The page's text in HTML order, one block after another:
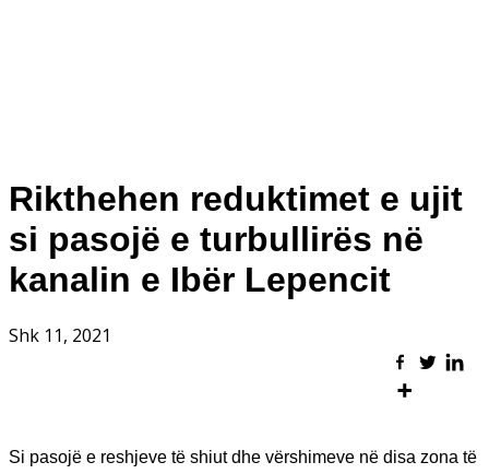
Rikthehen reduktimet e ujit
si pasojë e turbullirës në
kanalin e Ibër Lepencit
Shk 11, 2021
Si pasojë e reshjeve të shiut dhe vërshimeve në disa zona të